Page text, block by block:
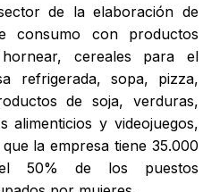
de la elaboración de
consumo con productos
cereales para el
refrigerada, sopa, pizza,
de soja, verduras,
alimenticios y videojuegos,
la empresa tiene 35.000
50% de los puestos